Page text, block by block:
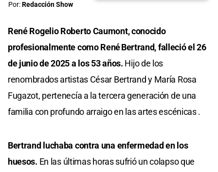
Por:Redacción Show
René Rogelio Roberto Caumont, conocido
profesionalmente como René Bertrand, falleció el 26
de junio de 2025 a los 53 años. Hijo de los
renombrados artistas César Bertrand y María Rosa
Fugazot, pertenecía a la tercera generación de una
familia con profundo arraigo en las artes escénicas .
Bertrand luchaba contra una enfermedad en los
huesos. En las últimas horas sufrió un colapso que